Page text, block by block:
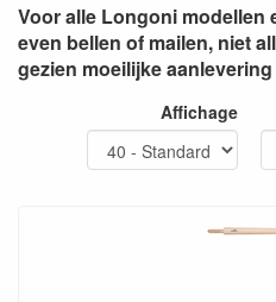
Voor alle Longoni modellen
even bellen of mailen, niet
gezien moeilijke aanlevering
Affichage